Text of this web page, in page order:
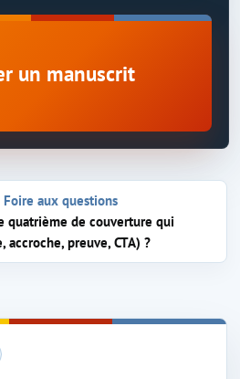
un manuscrit
Foire aux questions
quatrième de couverture qui
accroche, preuve, CTA) ?